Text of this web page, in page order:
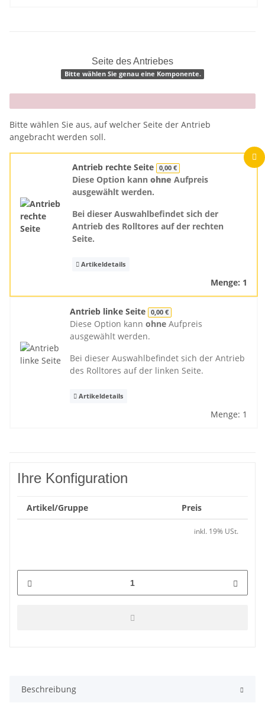
Seite des Antriebes
Bitte wählen Sie genau eine Komponente.
x
Bitte wählen Sie aus, auf welcher Seite der Antrieb
angebracht werden soll.
Antrieb rechte Seite 0,00 €
Diese Option kann ohne Aufpreis
ausgewählt werden.
Bei dieser Auswahlbefindet sich der
Antrieb des Rolltores auf der rechten
Seite.
Artikeldetails
Menge: 1
Antrieb linke Seite 0,00 €
Diese Option kann ohneAufpreis
ausgewählt werden.
Bei dieser Auswahlbefindet sich der Antrieb
des Rolltores auf der linken Seite.
Artikeldetails
Menge: 1
Ihre Konfiguration
Artikel/Gruppe Preis
inkl. 19% USt.
Beschreibung